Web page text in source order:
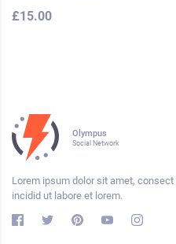
£15.00
Olympus
Social Network
Lorem ipsum dolor sit amet,
incidid ut labore et lorem.